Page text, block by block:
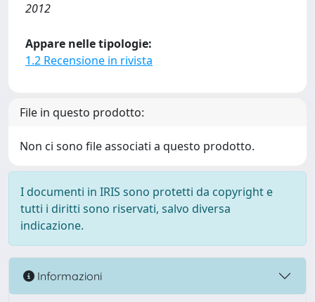
2012
Appare nelle tipologie:
1.2 Recensione in rivista
File in questo prodotto:
Non ci sono file associati a questo prodotto.
I documenti in IRIS sono protetti da copyright e
tutti i diritti sono riservati, salvo diversa
indicazione.
Informazioni